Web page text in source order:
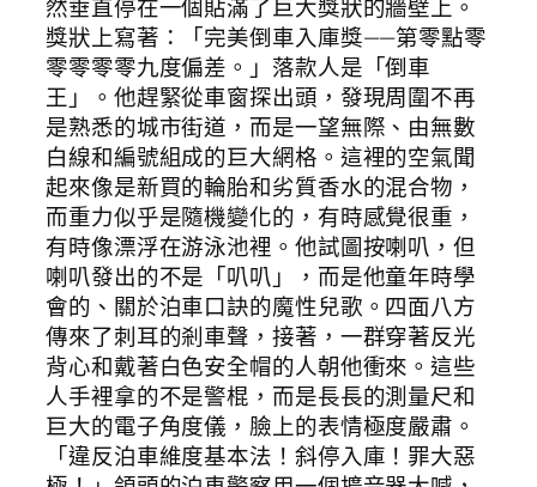
然垂直停在一個貼滿了巨大獎狀的牆壁上。
獎狀上寫著：「完美倒車入庫獎——第零點零
零零零零九度偏差。」落款人是「倒車
王」。他趕緊從車窗探出頭，發現周圍不再
是熟悉的城市街道，而是一望無際、由無數
白線和編號組成的巨大網格。這裡的空氣聞
起來像是新買的輪胎和劣質香水的混合物，
而重力似乎是隨機變化的，有時感覺很重，
有時像漂浮在游泳池裡。他試圖按喇叭，但
喇叭發出的不是「叭叭」，而是他童年時學
會的、關於泊車口訣的魔性兒歌。四面八方
傳來了刺耳的剎車聲，接著，一群穿著反光
背心和戴著白色安全帽的人朝他衝來。這些
人手裡拿的不是警棍，而是長長的測量尺和
巨大的電子角度儀，臉上的表情極度嚴肅。
「違反泊車維度基本法！斜停入庫！罪大惡